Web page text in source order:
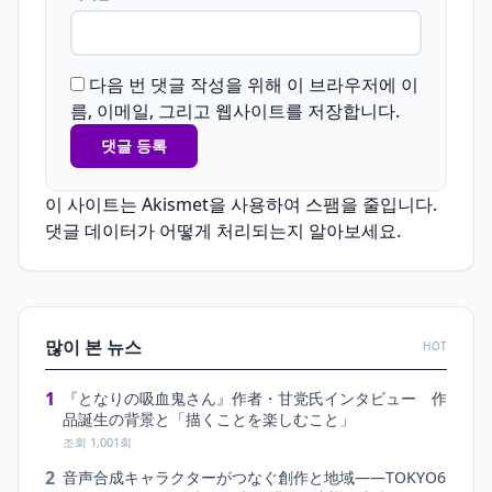
다음 번 댓글 작성을 위해 이 브라우저에 이
름, 이메일, 그리고 웹사이트를 저장합니다.
이 사이트는 Akismet을 사용하여 스팸을 줄입니다.
댓글 데이터가 어떻게 처리되는지 알아보세요.
많이 본 뉴스 HOT
1
『となりの吸血鬼さん』作者・甘党氏インタビュー 作
品誕生の背景と「描くことを楽しむこと」
조회 1,001회
2 音声合成キャラクターがつなぐ創作と地域――TOKYO6